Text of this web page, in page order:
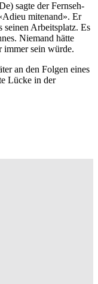
sagte der Fernseh-
mitenand». Er
seinen Arbeitsplatz. Es
Niemand hätte
immer sein würde.
an den Folgen eines
Lücke in der